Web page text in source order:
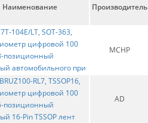
Наименование Производитель
104E/LT, SOT-363,
цифровой 100
позиционный
автомобильного при
MCHP
RL7, TSSOP16,
цифровой 100
позиционный
16-Pin TSSOP лент
AD